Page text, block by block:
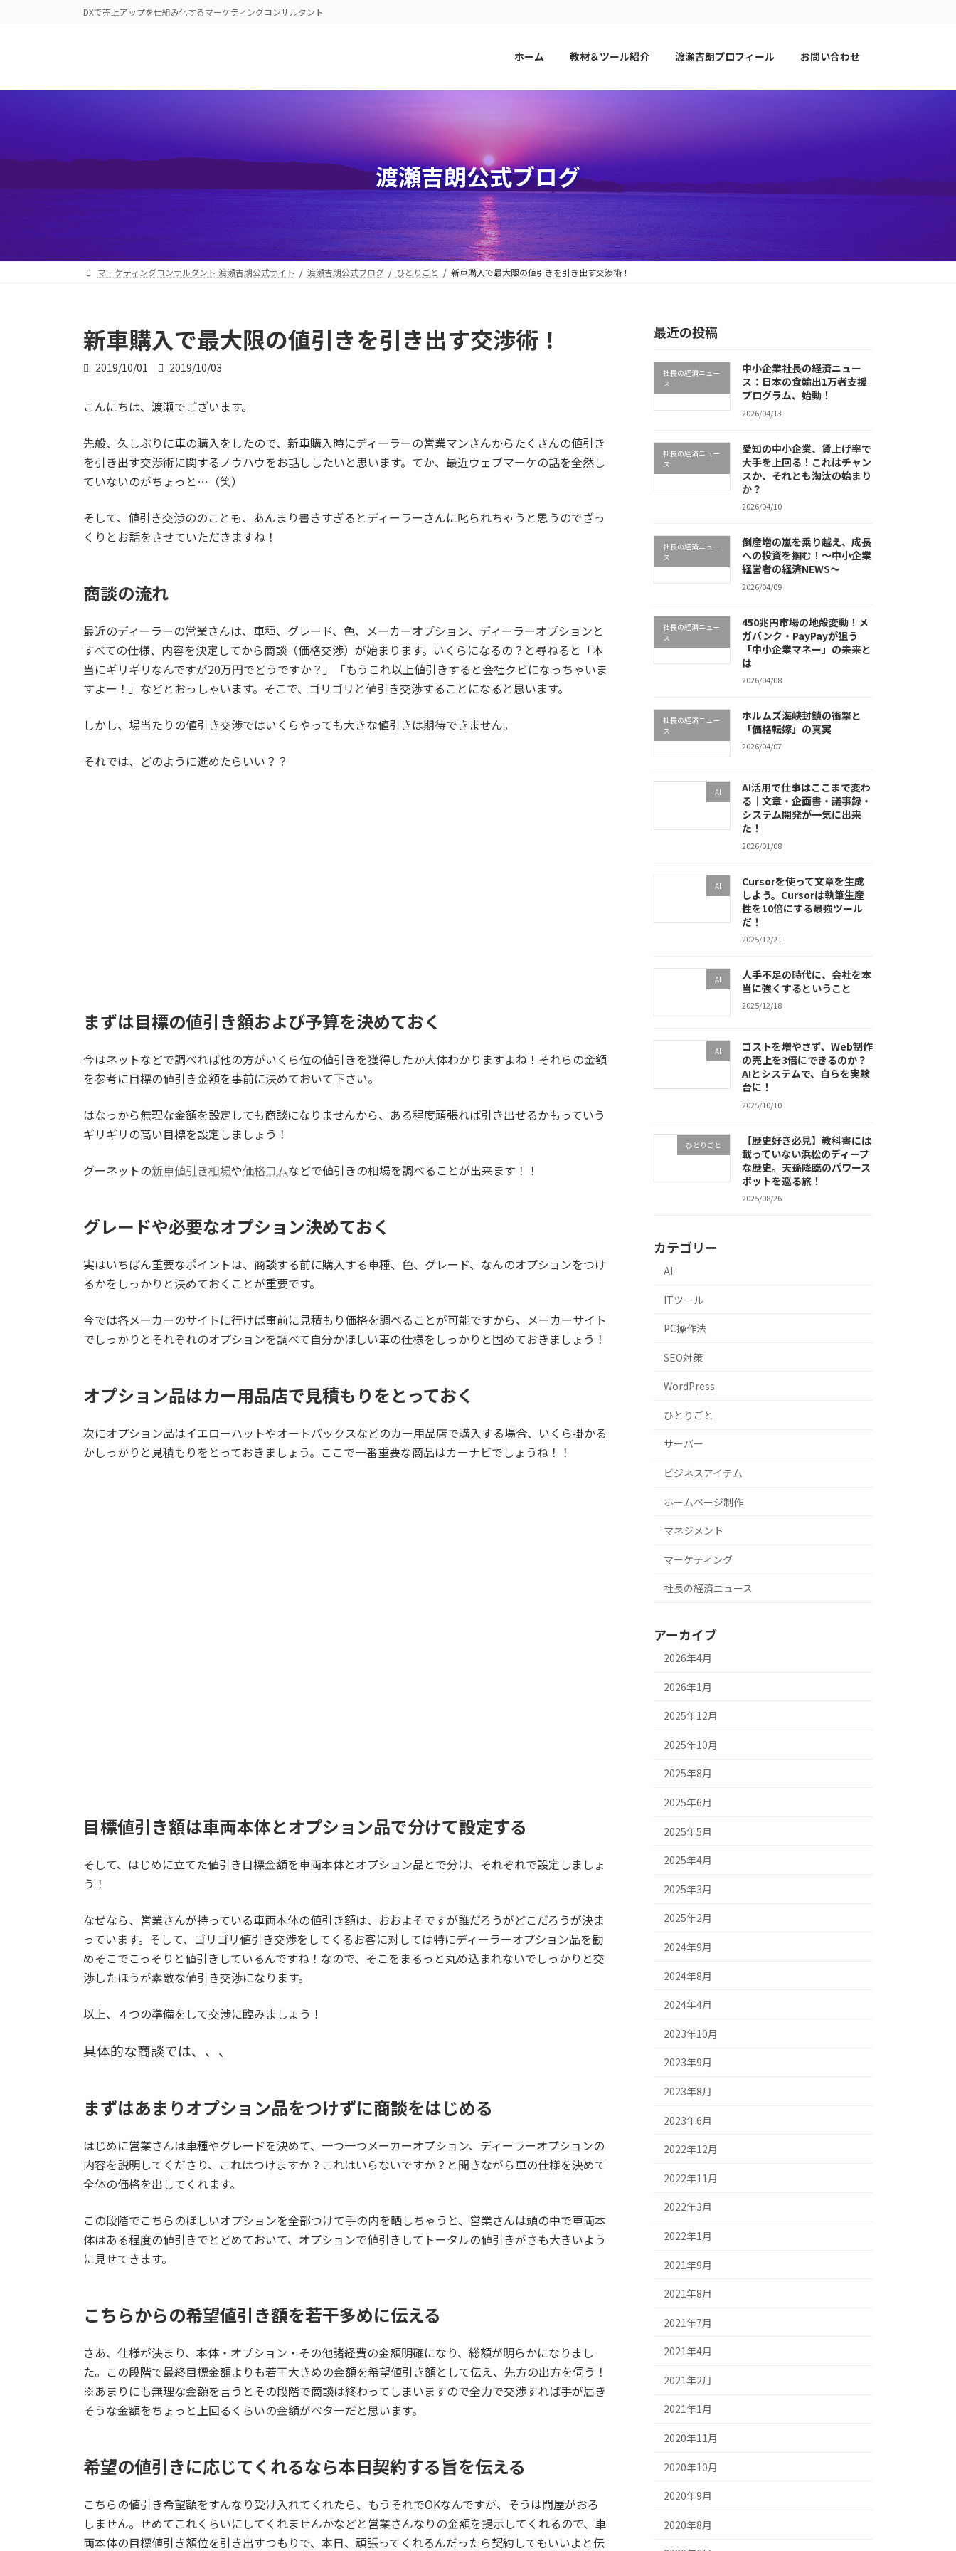
へ
プ
ョ
動
DXで売上アップを仕組み化するマーケティングコンサルタント
ホーム 教材＆ツール紹介 渡瀬吉朗プロフィール お問い合わせ
渡瀬吉朗公式ブログ
マーケティングコンサルタント 渡瀬吉朗公式サイト 渡瀬吉朗公式ブログ ひとりごと 新車購入で最大限の値引きを引き出す交渉術！
新車購入で最大限の値引きを引き出す交渉術！
2019/10/01
最
新
時
:
2019/10/03
こんにちは、渡瀬でございます。
先般、久しぶりに車の購入をしたので、新車購入時にディーラーの営業マンさんからたくさんの値引き
を引き出す交渉術に関するノウハウをお話ししたいと思います。てか、最近ウェブマーケの話を全然し
ていないのがちょっと…（笑）
そして、値引き交渉ののことも、あんまり書きすぎるとディーラーさんに叱られちゃうと思うのでざっ
くりとお話をさせていただきますね！
商談の流れ
最近のディーラーの営業さんは、車種、グレード、色、メーカーオプション、ディーラーオプションと
すべての仕様、内容を決定してから商談（価格交渉）が始まります。いくらになるの？と尋ねると「本
当にギリギリなんですが20万円でどうですか？」「もうこれ以上値引きすると会社クビになっちゃいま
すよー！」などとおっしゃいます。そこで、ゴリゴリと値引き交渉することになると思います。
しかし、場当たりの値引き交渉ではいくらやっても大きな値引きは期待できません。
それでは、どのように進めたらいい？？
まずは目標の値引き額および予算を決めておく
今はネットなどで調べれば他の方がいくら位の値引きを獲得したか大体わかりますよね！それらの金額
を参考に目標の値引き金額を事前に決めておいて下さい。
はなっから無理な金額を設定しても商談になりませんから、ある程度頑張れば引き出せるかもっていう
ギリギリの高い目標を設定しましょう！
グーネットの新車値引き相場や価格コムなどで値引きの相場を調べることが出来ます！！
グレードや必要なオプション決めておく
実はいちばん重要なポイントは、商談する前に購入する車種、色、グレード、なんのオプションをつけ
るかをしっかりと決めておくことが重要です。
今では各メーカーのサイトに行けば事前に見積もり価格を調べることが可能ですから、メーカーサイト
でしっかりとそれぞれのオプションを調べて自分かほしい車の仕様をしっかりと固めておきましょう！
オプション品はカー用品店で見積もりをとっておく
次にオプション品はイエローハットやオートバックスなどのカー用品店で購入する場合、いくら掛かる
かしっかりと見積もりをとっておきましょう。ここで一番重要な商品はカーナビでしょうね！！
目標値引き額は車両本体とオプション品で分けて設定する
そして、はじめに立てた値引き目標金額を車両本体とオプション品とで分け、それぞれで設定しましょ
う！
なぜなら、営業さんが持っている車両本体の値引き額は、おおよそですが誰だろうがどこだろうが決ま
っています。そして、ゴリゴリ値引き交渉をしてくるお客に対しては特にディーラーオプション品を勧
めそこでこっそりと値引きしているんですね！なので、そこをまるっと丸め込まれないでしっかりと交
渉したほうが素敵な値引き交渉になります。
以上、４つの準備をして交渉に臨みましょう！
具体的な商談では、、、
まずはあまりオプション品をつけずに商談をはじめる
はじめに営業さんは車種やグレードを決めて、一つ一つメーカーオプション、ディーラーオプションの
内容を説明してくださり、これはつけますか？これはいらないですか？と聞きながら車の仕様を決めて
全体の価格を出してくれます。
この段階でこちらのほしいオプションを全部つけて手の内を晒しちゃうと、営業さんは頭の中で車両本
体はある程度の値引きでとどめておいて、オプションで値引きしてトータルの値引きがさも大きいよう
に見せてきます。
こちらからの希望値引き額を若干多めに伝える
さあ、仕様が決まり、本体・オプション・その他諸経費の金額明確になり、総額が明らかになりまし
た。この段階で最終目標金額よりも若干大きめの金額を希望値引き額として伝え、先方の出方を伺う！
※あまりにも無理な金額を言うとその段階で商談は終わってしまいますので全力で交渉すれば手が届き
そうな金額をちょっと上回るくらいの金額がベターだと思います。
希望の値引きに応じてくれるなら本日契約する旨を伝える
こちらの値引き希望額をすんなり受け入れてくれたら、もうそれでOKなんですが、そうは問屋がおろ
しません。せめてこれくらいにしてくれませんかなどと営業さんなりの金額を提示してくれるので、車
両本体の目標値引き額位を引き出すつもりで、本日、頑張ってくれるんだったら契約してもいいよと伝
最近の投稿
社長の経済ニュー
ス
中小企業社長の経済ニュー
ス：日本の食輸出1万者支援
プログラム、始動！
2026/04/13
社長の経済ニュー
ス
愛知の中小企業、賃上げ率で
大手を上回る！これはチャン
スか、それとも淘汰の始まり
か？
2026/04/10
社長の経済ニュー
ス
倒産増の嵐を乗り越え、成長
への投資を掴む！～中小企業
経営者の経済NEWS～
2026/04/09
社長の経済ニュー
ス
450兆円市場の地殻変動！メ
ガバンク・PayPayが狙う
「中小企業マネー」の未来と
は
2026/04/08
社長の経済ニュー
ス
ホルムズ海峡封鎖の衝撃と
「価格転嫁」の真実
2026/04/07
AI
AI活用で仕事はここまで変わ
る｜文章・企画書・議事録・
システム開発が一気に出来
た！
2026/01/08
AI
Cursorを使って文章を生成
しよう。Cursorは執筆生産
性を10倍にする最強ツール
だ！
2025/12/21
AI
人手不足の時代に、会社を本
当に強くするということ
2025/12/18
AI
コストを増やさず、Web制作
の売上を3倍にできるのか？
AIとシステムで、自らを実験
台に！
2025/10/10
ひとりごと
【歴史好き必見】教科書には
載っていない浜松のディープ
な歴史。天孫降臨のパワース
ポットを巡る旅！
2025/08/26
カテゴリー
AI
ITツール
PC操作法
SEO対策
WordPress
ひとりごと
サーバー
ビジネスアイテム
ホームページ制作
マネジメント
マーケティング
社長の経済ニュース
アーカイブ
2026年4月
2026年1月
2025年12月
2025年10月
2025年8月
2025年6月
2025年5月
2025年4月
2025年3月
2025年2月
2024年9月
2024年8月
2024年4月
2023年10月
2023年9月
2023年8月
2023年6月
2022年12月
2022年11月
2022年3月
2022年1月
2021年9月
2021年8月
2021年7月
2021年4月
2021年2月
2021年1月
2020年11月
2020年10月
2020年9月
2020年8月